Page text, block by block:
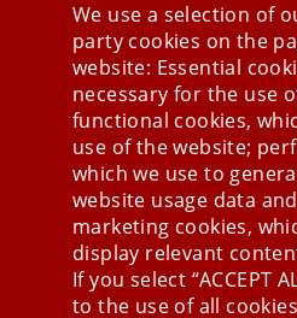
Stay
We use a selection of
party cookies on the
website: Essential
necessary for the use
functional cookies,
use of the website;
which we use to
website usage data
marketing cookies,
display relevant
If you select “ACCEPT
to the use of all